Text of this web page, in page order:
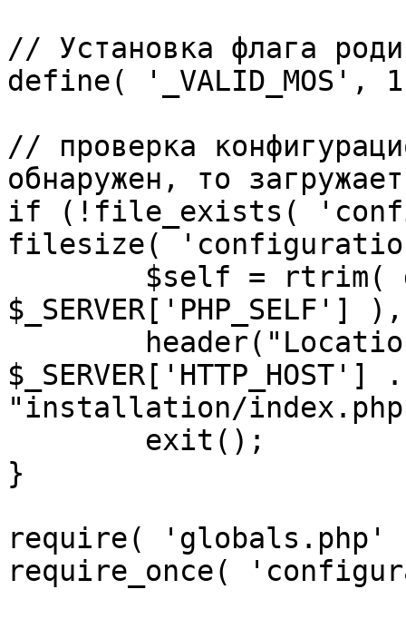
// Установка флага
define( '_VALID_MOS',
// проверка
обнаружен, то
if (!file_exists(
filesize(
"installation/
}
require(
require_once(